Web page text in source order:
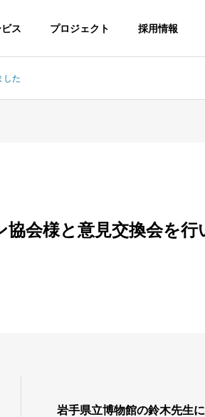
ス プロジェクト 採用情報
した
会様と意見交換会を行
岩手県立博物館の鈴木先生